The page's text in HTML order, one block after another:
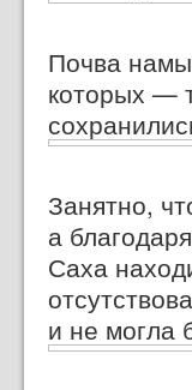
Почва
которых —
Занятно,
а
Саха
и не могла